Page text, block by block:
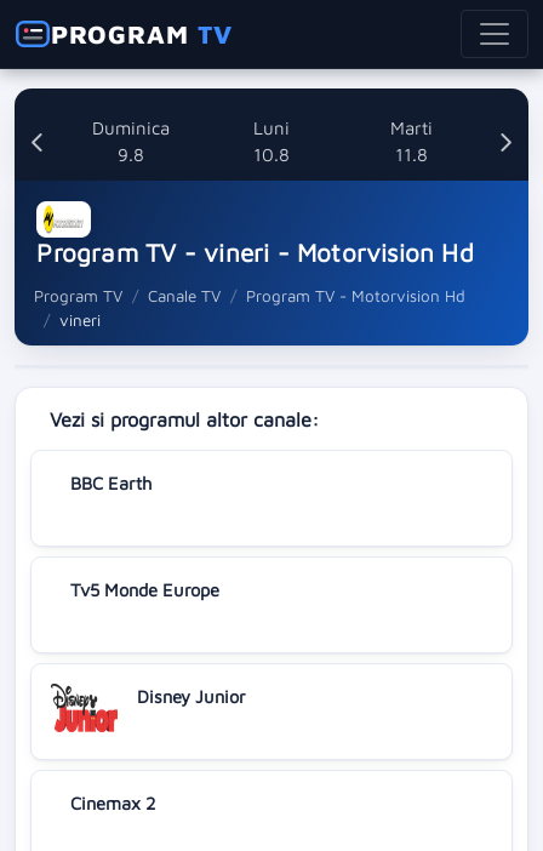
PROGRAMTV
Duminica
9.8
Luni
10.8
Marti
11.8
Program TV - vineri - Motorvision Hd
Program TV Canale TV
Program TV - Motorvision Hd
vineri
Vezi si programul altor canale:
BBC Earth
Tv5 Monde Europe
Disney Junior
Cinemax 2